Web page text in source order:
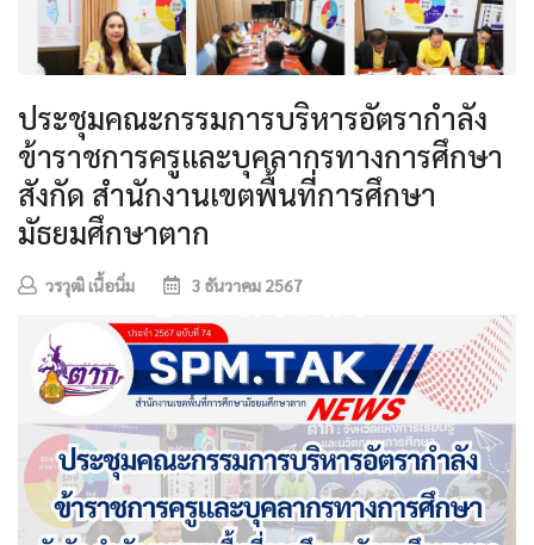
ประชุมคณะกรรมการบริหารอัตรากำลัง
ข้าราชการครูและบุคลากรทางการศึกษา
สังกัด สำนักงานเขตพื้นที่การศึกษา
มัธยมศึกษาตาก
วรวุฒิ เนื้อนิ่ม 3 ธันวาคม 2567